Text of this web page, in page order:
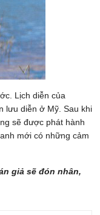
Lịch diễn của
lưu diễn ở Mỹ. Sau khi
sẽ được phát hành
mới có những cảm
giả sẽ đón nhân,